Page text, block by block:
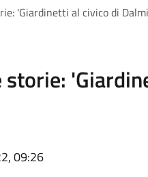
'Giardinetti al civico di
storie:
09:26